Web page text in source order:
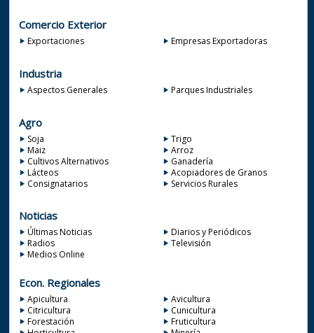
Comercio Exterior
Exportaciones Empresas Exportadoras
Industria
Aspectos Generales Parques Industriales
Agro
Soja
Trigo
Maiz
Arroz
Cultivos Alternativos
Ganadería
Lácteos
Acopiadores de Granos
Consignatarios
Servicios Rurales
Noticias
Últimas Noticias
Diarios y Periódicos
Radios
Televisión
Medios Online
Econ. Regionales
Apicultura
Avicultura
Citricultura
Cunicultura
Forestación
Fruticultura